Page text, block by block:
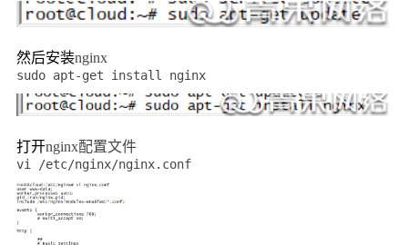
然后安装nginx
sudo apt-get install nginx
打开nginx配置文件
vi /etc/nginx/nginx.conf